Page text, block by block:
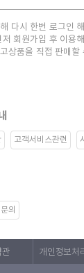
다시 한번 로그인
회원가입 후 이용
상품을 직접 판매할
고객서비스관련
의
관 개인정보처